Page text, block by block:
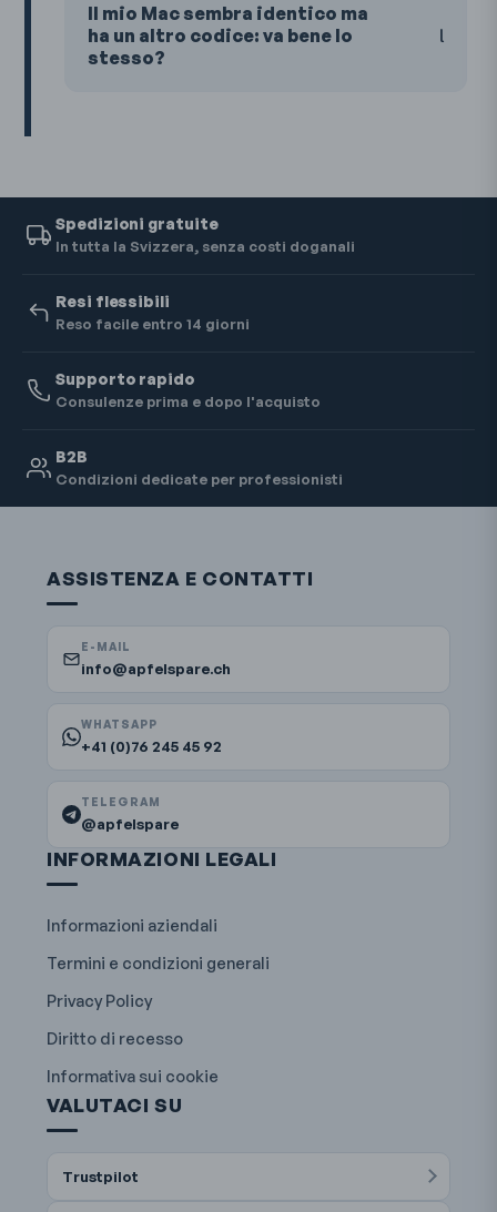
Il mio Mac sembra identico ma
ha un altro codice: va bene lo
stesso?
Spedizioni gratuite
In tutta la Svizzera, senza costi doganali
Resi flessibili
Reso facile entro 14 giorni
Supporto rapido
Consulenze prima e dopo l'acquisto
B2B
Condizioni dedicate per professionisti
ASSISTENZA E CONTATTI
E-MAIL
info@apfelspare.ch
WHATSAPP
+41 (0)76 245 45 92
TELEGRAM
@apfelspare
INFORMAZIONI LEGALI
Informazioni aziendali
Termini e condizioni generali
Privacy Policy
Diritto di recesso
Informativa sui cookie
VALUTACI SU
Trustpilot